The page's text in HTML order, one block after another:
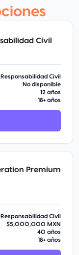
Civil
Responsabilidad Civil
No disponible
12 años
18+ años
Premium
Responsabilidad Civil
$5,000,000 MXN
40 años
18+ años